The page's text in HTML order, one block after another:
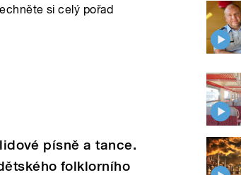
si celý pořad
písně a tance.
folklorního